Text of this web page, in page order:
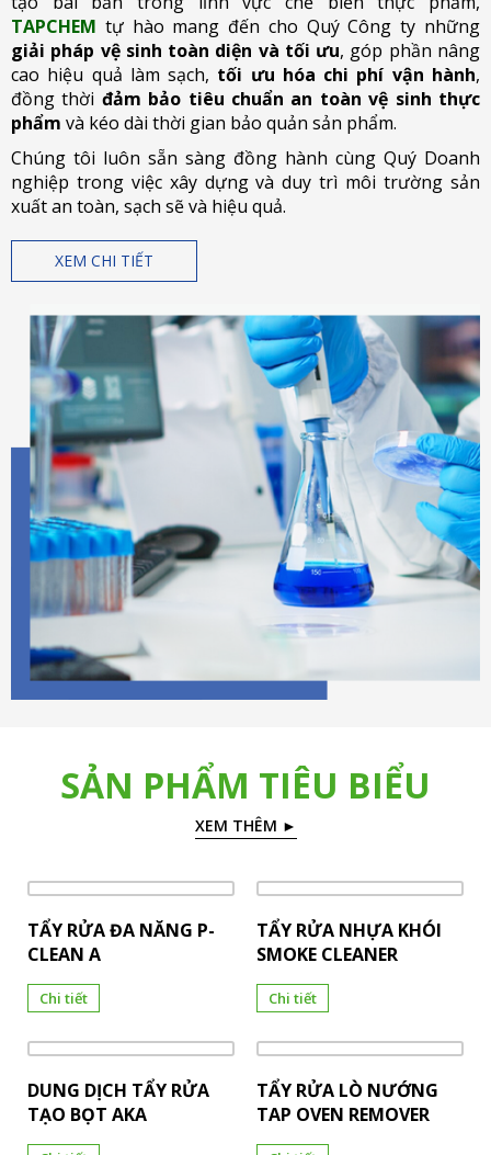
TAPCHEM tự hào mang đến cho Quý Công ty những
giải pháp vệ sinh toàn diện và tối ưu, góp phần nâng
cao hiệu quả làm sạch, tối ưu hóa chi phí vận hành,
đồng thời đảm bảo tiêu chuẩn an toàn vệ sinh thực
phẩm và kéo dài thời gian bảo quản sản phẩm.
Chúng tôi luôn sẵn sàng đồng hành cùng Quý Doanh
nghiệp trong việc xây dựng và duy trì môi trường sản
xuất an toàn, sạch sẽ và hiệu quả.
XEM CHI TIẾT
SẢN PHẨM TIÊU BIỂU
XEM THÊM ►
TẨY RỬA ĐA NĂNG P-
CLEAN A
Chi tiết
TẨY RỬA NHỰA KHÓI
SMOKE CLEANER
Chi tiết
DUNG DỊCH TẨY RỬA
TẠO BỌT AKA
TẨY RỬA LÒ NƯỚNG
TAP OVEN REMOVER